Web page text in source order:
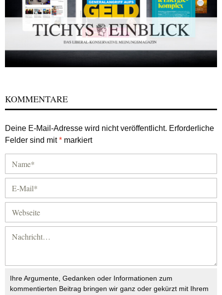
KOMMENTARE
Deine E-Mail-Adresse wird nicht veröffentlicht. Erforderliche
Felder sind mit* markiert
Ihre Argumente, Gedanken oder Informationen zum
kommentierten Beitrag bringen wir ganz oder gekürzt mit Ihrem